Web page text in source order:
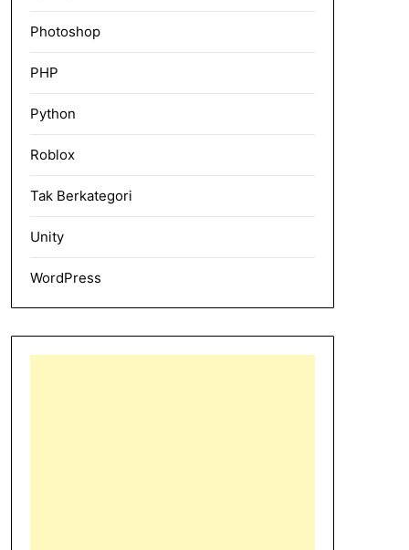
Photoshop
PHP
Python
Roblox
Tak Berkategori
Unity
WordPress